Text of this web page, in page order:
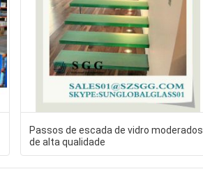
Passos de escada de vidro moderados
de alta qualidade